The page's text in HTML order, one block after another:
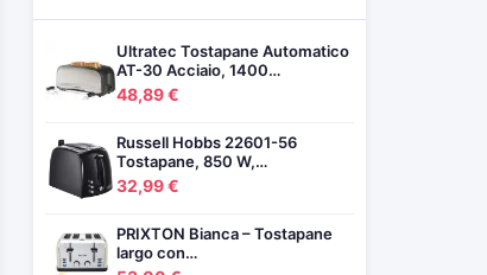
Ultratec Tostapane Automatico
AT-30 Acciaio, 1400…
48,89 €
Russell Hobbs 22601-56
Tostapane, 850 W,…
32,99 €
PRIXTON Bianca – Tostapane
largo con…